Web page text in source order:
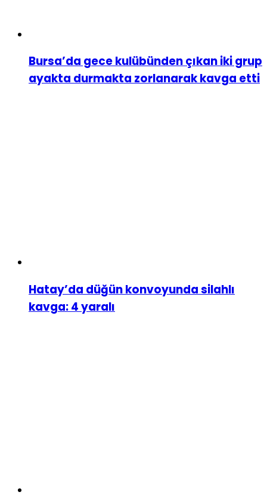
Bursa’da gece kulübünden çıkan iki grup
ayakta durmakta zorlanarak kavga etti
Hatay’da düğün konvoyunda silahlı
kavga: 4 yaralı